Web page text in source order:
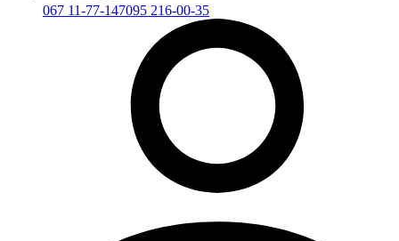
067 11-77-147095 216-00-35